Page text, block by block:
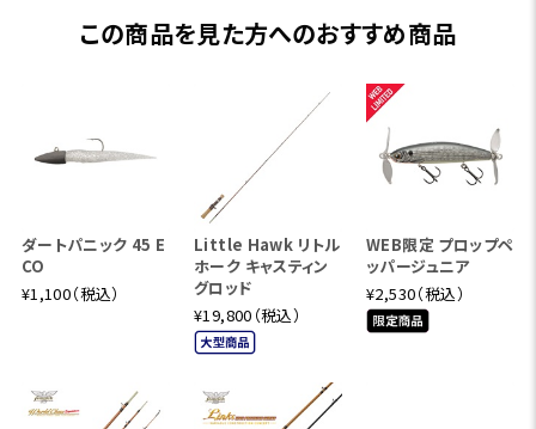
この商品を見た方へのおすすめ商品
ダートパニック 45 E
CO
¥1,100（税込）
Little Hawk リトル
ホーク キャスティン
グロッド
¥19,800（税込）
WEB限定 プロップペ
ッパージュニア
¥2,530（税込）